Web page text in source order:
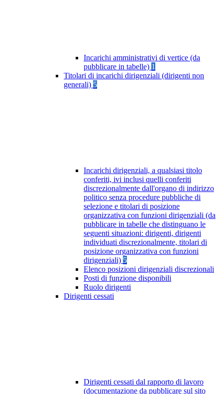
Incarichi amministrativi di vertice (da
pubblicare in tabelle) 1
Titolari di incarichi dirigenziali (dirigenti non
generali) 5
Incarichi dirigenziali, a qualsiasi titolo
conferiti, ivi inclusi quelli conferiti
discrezionalmente dall'organo di indirizzo
politico senza procedure pubbliche di
selezione e titolari di posizione
organizzativa con funzioni dirigenziali (da
pubblicare in tabelle che distinguano le
seguenti situazioni: dirigenti, dirigenti
individuati discrezionalmente, titolari di
posizione organizzativa con funzioni
dirigenziali) 5
Elenco posizioni dirigenziali discrezionali
Posti di funzione disponibili
Ruolo dirigenti
Dirigenti cessati
Dirigenti cessati dal rapporto di lavoro
(documentazione da pubblicare sul sito